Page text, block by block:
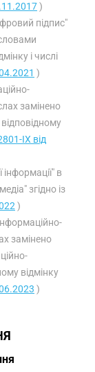
)
підпис"
і числі
)
замінено
IX від
в
згідно із
)
замінено
відмінку
)